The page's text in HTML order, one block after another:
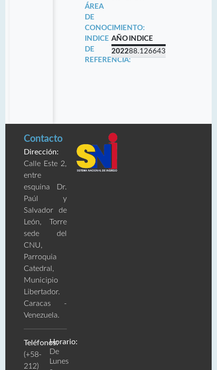
ÁREA
DE
CONOCIMIENTO:
INDICE
DE
REFERENCIA:
AÑO INDICE
202288.126643
Contacto
Dirección:
Calle Este 2,
entre
esquina Dr.
Paúl y
Salvador de
León, Torre
sede del
CNU,
Parroquia
Catedral,
Municipio
Libertador.
Caracas -
Venezuela.
Teléfonos:
(+58-
212)
Horario:
De
Lunes